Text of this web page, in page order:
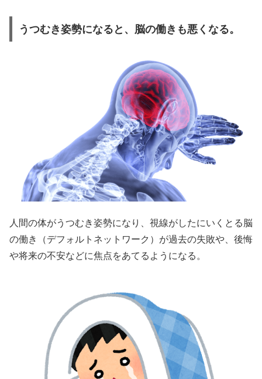
うつむき姿勢になると、脳の働きも悪くなる。
人間の体がうつむき姿勢になり、視線がしたにいくとる脳
の働き（デフォルトネットワーク）が過去の失敗や、後悔
や将来の不安などに焦点をあてるようになる。